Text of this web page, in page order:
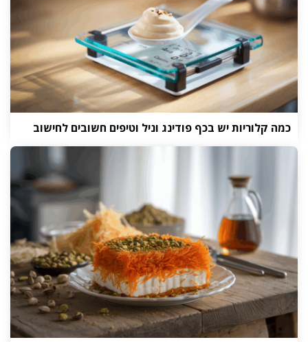
כמה קלוריות יש בכף פודינג וניל וטיפים חשובים לחישוב